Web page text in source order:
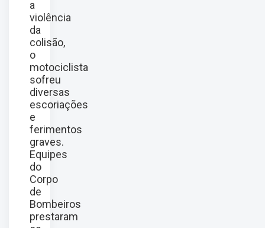
a
violência
da
colisão,
o
motociclista
sofreu
diversas
escoriações
e
ferimentos
graves.
Equipes
do
Corpo
de
Bombeiros
prestaram